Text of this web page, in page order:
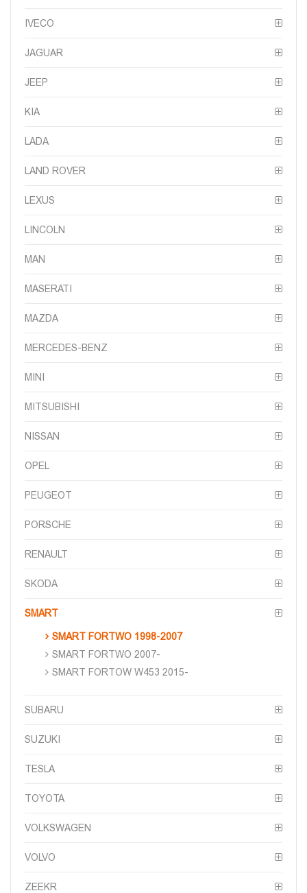
IVECO
JAGUAR
JEEP
KIA
LADA
LAND ROVER
LEXUS
LINCOLN
MAN
MASERATI
MAZDA
MERCEDES-BENZ
MINI
MITSUBISHI
NISSAN
OPEL
PEUGEOT
PORSCHE
RENAULT
SKODA
SMART
SMART FORTWO 1998-2007
SMART FORTWO 2007-
SMART FORTOW W453 2015-
SUBARU
SUZUKI
TESLA
TOYOTA
VOLKSWAGEN
VOLVO
ZEEKR